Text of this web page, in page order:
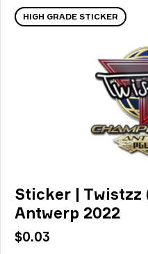
HIGH GRADE STICKER
Sticker | Twistzz
Antwerp 2022
$0.03